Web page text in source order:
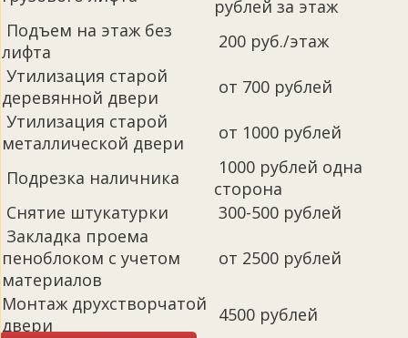
рублей за этаж
Подъем на этаж без
лифта
200 руб./этаж
Утилизация старой
деревянной двери
от 700 рублей
Утилизация старой
металлической двери
от 1000 рублей
Подрезка наличника
1000 рублей одна
сторона
Снятие штукатурки
300-500 рублей
Закладка проема
пеноблоком с учетом
материалов
от 2500 рублей
Монтаж друхстворчатой
двери
4500 рублей